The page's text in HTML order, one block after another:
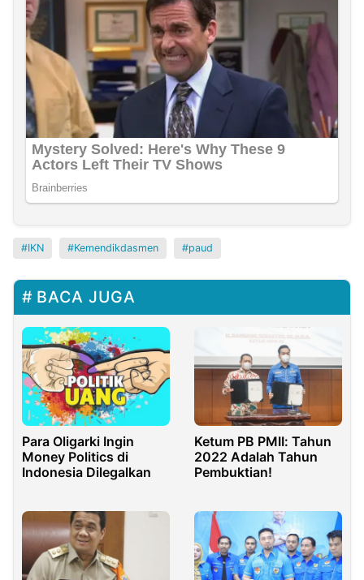
IKN Kemendikdasmen paud
BACA JUGA
Para Oligarki Ingin
Money Politics di
Indonesia Dilegalkan
Ketum PB PMII: Tahun
2022 Adalah Tahun
Pembuktian!